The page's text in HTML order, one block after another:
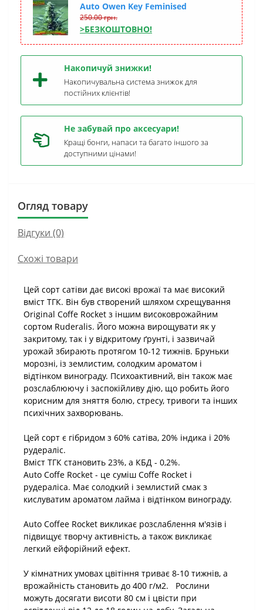
Auto Owen Key Feminised
250.00 грн.
>БЕЗКОШТОВНО!
Накопичуй знижки!
Накопичувальна система знижок для
постійних клієнтів!
Не забувай про аксесуари!
Кращі бонги, напаси та багато іншого за
доступними цінами!
Огляд товару
Відгуки (0)
Схожі товари
Цей сорт сатіви дає високі врожаї та має високий
вміст ТГК. Він був створений шляхом схрещування
Original Coffe Rocket з іншим високоврожайним
сортом Ruderalis. Його можна вирощувати як у
закритому, так і у відкритому ґрунті, і зазвичай
урожай збирають протягом 10-12 тижнів. Бруньки
морозні, із землистим, солодким ароматом і
відтінком винограду. Психоактивний, він також має
розслаблюючу і заспокійливу дію, що робить його
корисним для зняття болю, стресу, тривоги та інших
психічних захворювань.
Цей сорт є гібридом з 60% сатіва, 20% індика і 20%
рудераліс.
Вміст ТГК становить 23%, а КБД - 0,2%.
Auto Coffe Rocket - це суміш Coffe Rocket і
рудераліса. Має солодкий і землистий смак з
кислуватим ароматом лайма і відтінком винограду.
Auto Coffee Rocket викликає розслаблення м'язів і
підвищує творчу активність, а також викликає
легкий ейфорійний ефект.
У кімнатних умовах цвітіння триває 8-10 тижнів, а
врожайність становить до 400 г/м2. Рослини
можуть досягати висоти 80 см і цвісти при